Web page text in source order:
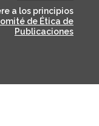
a los principios
de Ética de
Publicaciones